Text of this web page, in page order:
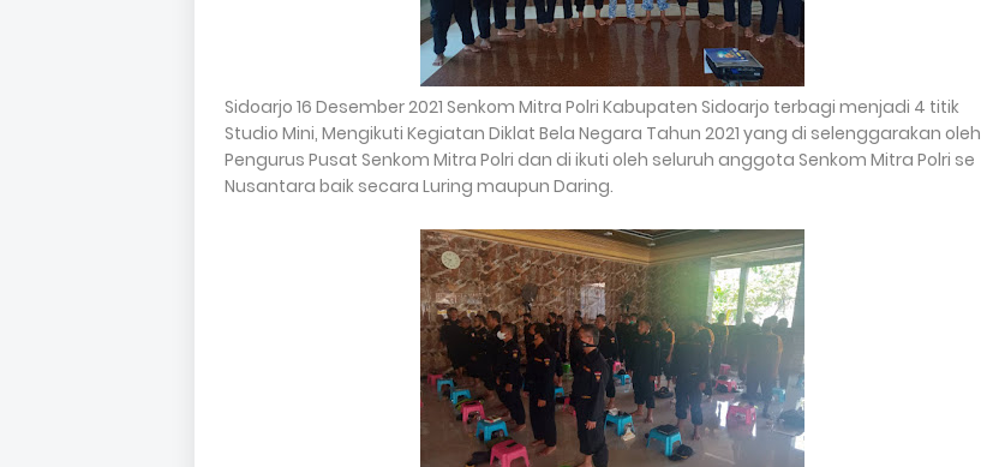
Sidoarjo 16 Desember 2021 Senkom Mitra Polri Kabupaten Sidoarjo terbagi menjadi 4 titik
Studio Mini, Mengikuti Kegiatan Diklat Bela Negara Tahun 2021 yang di selenggarakan oleh
Pengurus Pusat Senkom Mitra Polri dan di ikuti oleh seluruh anggota Senkom Mitra Polri se
Nusantara baik secara Luring maupun Daring.